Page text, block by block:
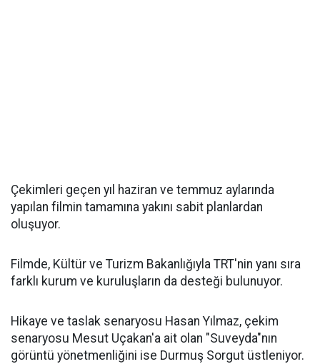
Çekimleri geçen yıl haziran ve temmuz aylarında
yapılan filmin tamamına yakını sabit planlardan
oluşuyor.
Filmde, Kültür ve Turizm Bakanlığıyla TRT'nin yanı sıra
farklı kurum ve kuruluşların da desteği bulunuyor.
Hikaye ve taslak senaryosu Hasan Yılmaz, çekim
senaryosu Mesut Uçakan'a ait olan "Suveyda"nın
görüntü yönetmenliğini ise Durmuş Sorgut üstleniyor.